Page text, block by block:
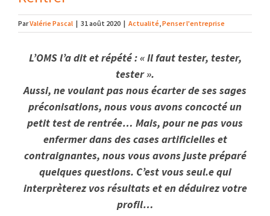
ParValérie Pascal | 31 août 2020 | Actualité,Penser l'entreprise
L’OMS l’a dit et répété : « Il faut tester, tester,
tester ».
Aussi, ne voulant pas nous écarter de ses sages
préconisations, nous vous avons concocté un
petit test de rentrée… Mais, pour ne pas vous
enfermer dans des cases artificielles et
contraignantes, nous vous avons juste préparé
quelques questions. C’est vous seul.e qui
interprèterez vos résultats et en déduirez votre
profil…